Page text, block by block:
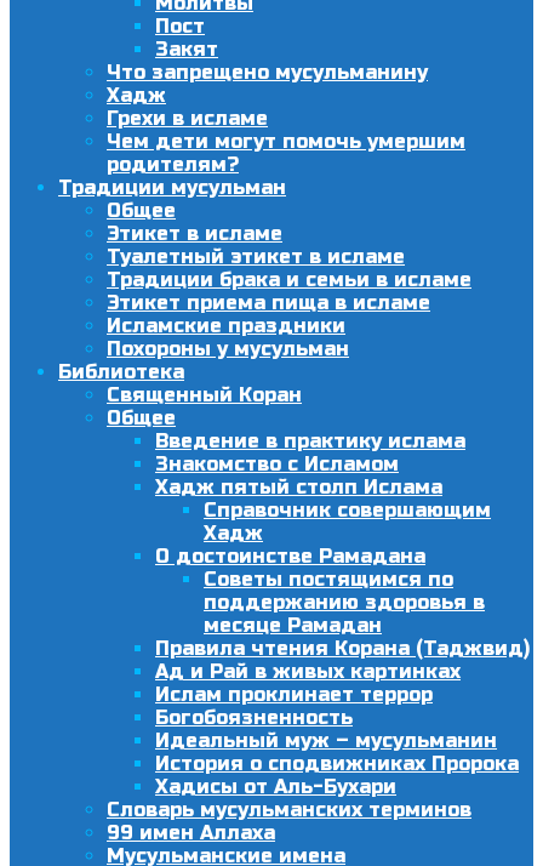
Пост
Закят
Что запрещено мусульманину
Хадж
Грехи в исламе
Чем дети могут помочь умершим
родителям?
Традиции мусульман
Общее
Этикет в исламе
Туалетный этикет в исламе
Традиции брака и семьи в исламе
Этикет приема пища в исламе
Исламские праздники
Похороны у мусульман
Библиотека
Священный Коран
Общее
Введение в практику ислама
Знакомство с Исламом
Хадж пятый столп Ислама
Справочник совершающим
Хадж
О достоинстве Рамадана
Советы постящимся по
поддержанию здоровья в
месяце Рамадан
Правила чтения Корана (Таджвид)
Ад и Рай в живых картинках
Ислам проклинает террор
Богобоязненность
Идеальный муж – мусульманин
История о сподвижниках Пророка
Хадисы от Аль-Бухари
Словарь мусульманских терминов
99 имен Аллаха
Мусульманские имена